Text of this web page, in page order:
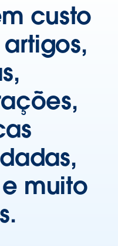
custo
muito